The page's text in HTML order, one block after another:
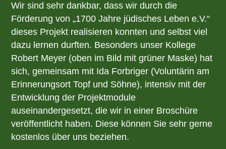
Wir sind sehr dankbar, dass wir durch die
Förderung von „1700 Jahre jüdisches Leben e.V.“
dieses Projekt realisieren konnten und selbst viel
dazu lernen durften. Besonders unser Kollege
Robert Meyer (oben im Bild mit grüner Maske) hat
sich, gemeinsam mit Ida Forbriger (Voluntärin am
Erinnerungsort Topf und Söhne), intensiv mit der
Entwicklung der Projektmodule
auseinandergesetzt, die wir in einer Broschüre
veröffentlicht haben. Diese können Sie sehr gerne
kostenlos über uns beziehen.